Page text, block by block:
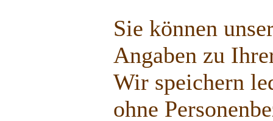
Sie können
Angaben zu
Wir speichern
ohne